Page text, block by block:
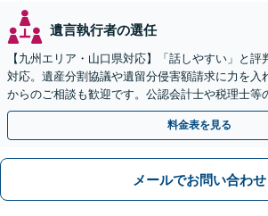
遺言執行者の選任
【九州エリア・山口県対応】「話しやすい」と評
対応。遺産分割協議や遺留分侵害額請求に力を入
からのご相談も歓迎です。公認会計士や税理士等
し、円満な解決を全力でサポートいたします。
料金表を見る
メールでお問い合わせ